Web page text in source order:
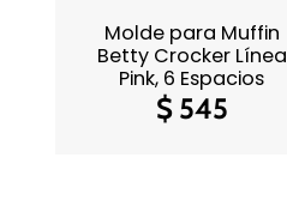
Molde para Muffin
Betty Crocker Línea
Pink, 6 Espacios
$545